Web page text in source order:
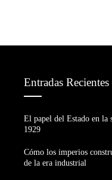
Entradas Recientes
El papel del Estado en la
1929
Cómo los imperios
de la era industrial